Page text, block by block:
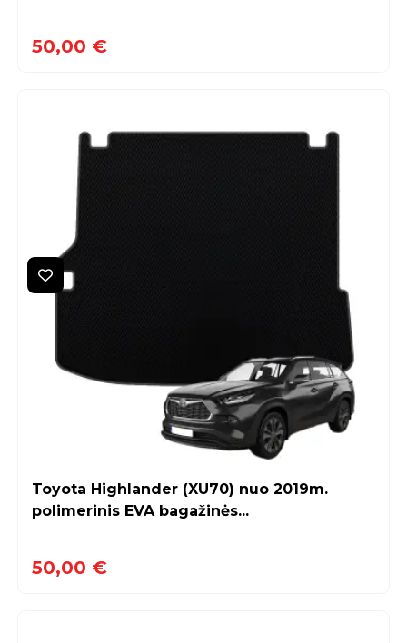
50,00 €
Toyota Highlander (XU70) nuo 2019m.
polimerinis EVA bagažinės...
50,00 €